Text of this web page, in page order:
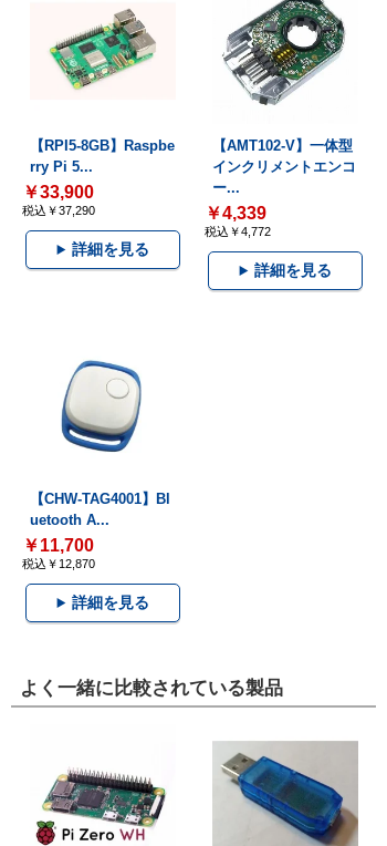
【RPI5-8GB】Raspbe
rry Pi 5...
￥33,900
税込￥37,290
詳細を見る
【AMT102-V】一体型
インクリメントエンコ
ー...
￥4,339
税込￥4,772
詳細を見る
【CHW-TAG4001】Bl
uetooth A...
￥11,700
税込￥12,870
詳細を見る
よく一緒に比較されている製品